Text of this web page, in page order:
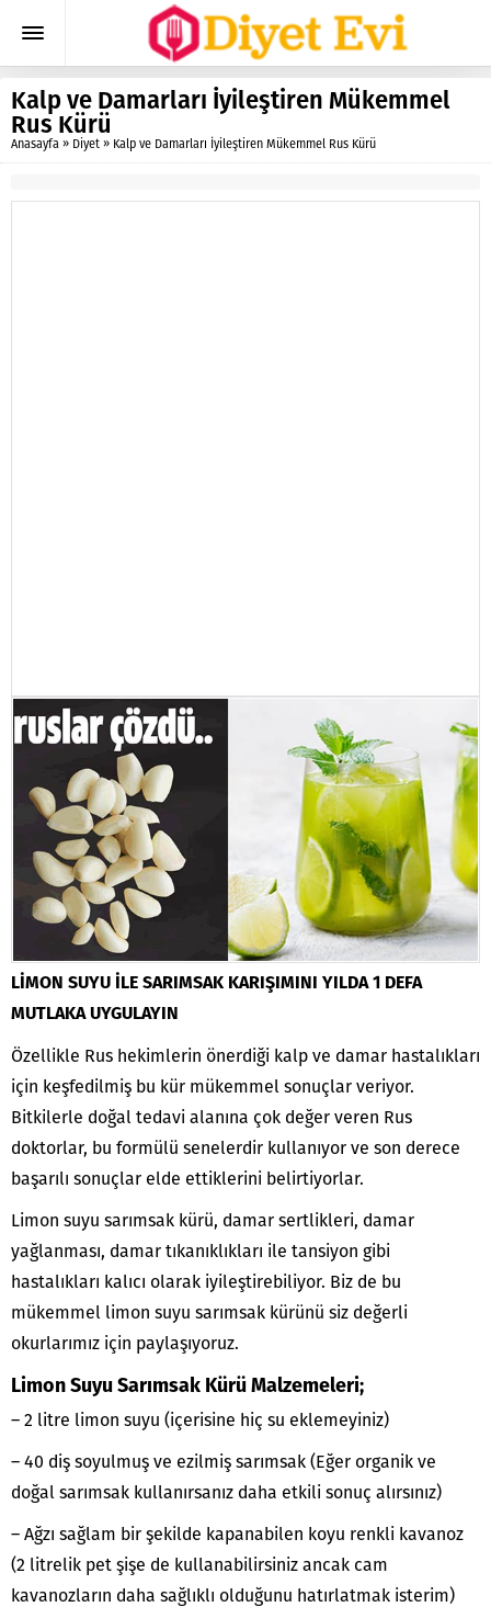
Kalp ve Damarları İyileştiren Mükemmel
Rus Kürü
Anasayfa » Diyet » Kalp ve Damarları İyileştiren Mükemmel Rus Kürü
LİMON SUYU İLE SARIMSAK KARIŞIMINI YILDA 1 DEFA
MUTLAKA UYGULAYIN
Özellikle Rus hekimlerin önerdiği kalp ve damar hastalıkları
için keşfedilmiş bu kür mükemmel sonuçlar veriyor.
Bitkilerle doğal tedavi alanına çok değer veren Rus
doktorlar, bu formülü senelerdir kullanıyor ve son derece
başarılı sonuçlar elde ettiklerini belirtiyorlar.
Limon suyu sarımsak kürü, damar sertlikleri, damar
yağlanması, damar tıkanıklıkları ile tansiyon gibi
hastalıkları kalıcı olarak iyileştirebiliyor. Biz de bu
mükemmel limon suyu sarımsak kürünü siz değerli
okurlarımız için paylaşıyoruz.
Limon Suyu Sarımsak Kürü Malzemeleri;
– 2 litre limon suyu (içerisine hiç su eklemeyiniz)
– 40 diş soyulmuş ve ezilmiş sarımsak (Eğer organik ve
doğal sarımsak kullanırsanız daha etkili sonuç alırsınız)
– Ağzı sağlam bir şekilde kapanabilen koyu renkli kavanoz
(2 litrelik pet şişe de kullanabilirsiniz ancak cam
kavanozların daha sağlıklı olduğunu hatırlatmak isterim)